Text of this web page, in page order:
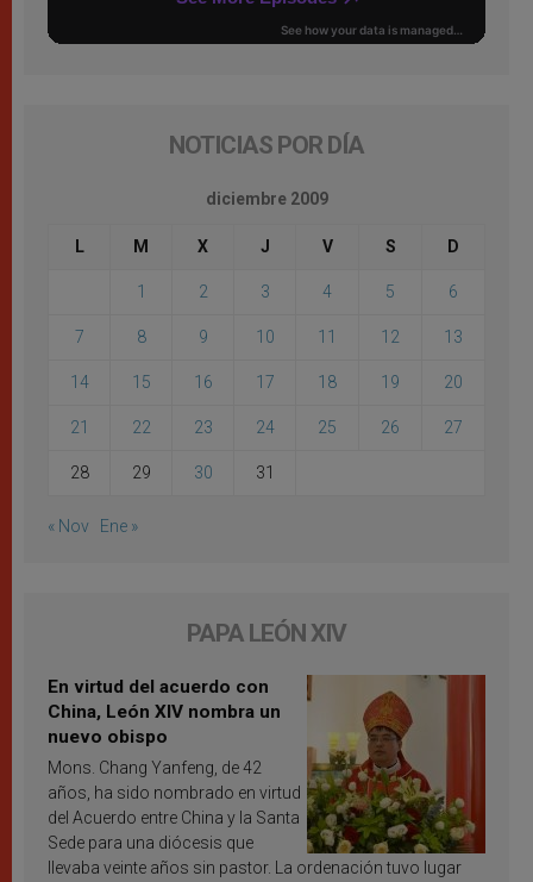
NOTICIAS POR DÍA
diciembre 2009
L M X J V S D
1 2 3 4 5 6
7 8 9 10 11 12 13
14 15 16 17 18 19 20
21 22 23 24 25 26 27
28 29 30 31
« Nov Ene »
PAPA LEÓN XIV
En virtud del acuerdo con
China, León XIV nombra un
nuevo obispo
Mons. Chang Yanfeng, de 42
años, ha sido nombrado en virtud
del Acuerdo entre China y la Santa
Sede para una diócesis que
llevaba veinte años sin pastor. La ordenación tuvo lugar